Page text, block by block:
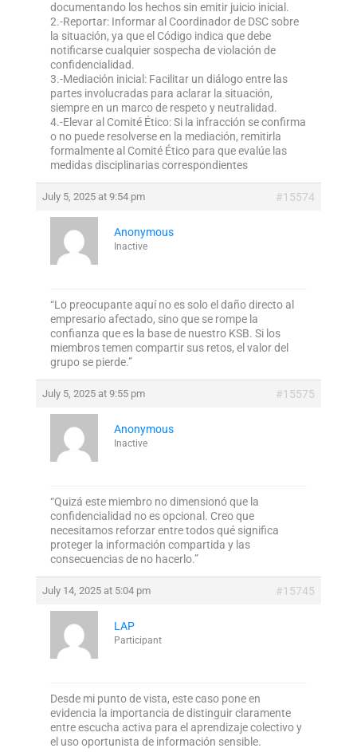
documentando los hechos sin emitir juicio inicial.
2.-Reportar: Informar al Coordinador de DSC sobre
la situación, ya que el Código indica que debe
notificarse cualquier sospecha de violación de
confidencialidad.
3.-Mediación inicial: Facilitar un diálogo entre las
partes involucradas para aclarar la situación,
siempre en un marco de respeto y neutralidad.
4.-Elevar al Comité Ético: Si la infracción se confirma
o no puede resolverse en la mediación, remitirla
formalmente al Comité Ético para que evalúe las
medidas disciplinarias correspondientes
July 5, 2025 at 9:54 pm #15574
Anonymous
Inactive
“Lo preocupante aquí no es solo el daño directo al
empresario afectado, sino que se rompe la
confianza que es la base de nuestro KSB. Si los
miembros temen compartir sus retos, el valor del
grupo se pierde.”
July 5, 2025 at 9:55 pm #15575
Anonymous
Inactive
“Quizá este miembro no dimensionó que la
confidencialidad no es opcional. Creo que
necesitamos reforzar entre todos qué significa
proteger la información compartida y las
consecuencias de no hacerlo.”
July 14, 2025 at 5:04 pm #15745
LAP
Participant
Desde mi punto de vista, este caso pone en
evidencia la importancia de distinguir claramente
entre escucha activa para el aprendizaje colectivo y
el uso oportunista de información sensible.